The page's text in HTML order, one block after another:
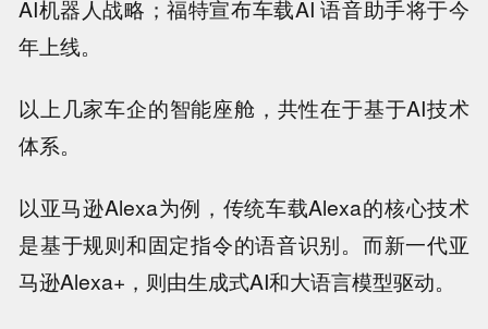
AI机器人战略；福特宣布车载AI 语音助手将于今
年上线。
以上几家车企的智能座舱，共性在于基于AI技术
体系。
以亚马逊Alexa为例，传统车载Alexa的核心技术
是基于规则和固定指令的语音识别。而新一代亚
马逊Alexa+，则由生成式AI和大语言模型驱动。